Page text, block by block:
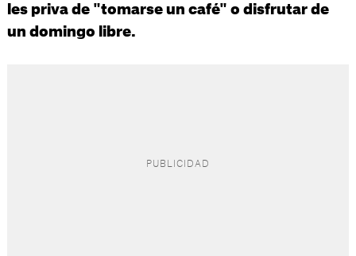
les priva de "tomarse un café" o disfrutar de
un domingo libre.